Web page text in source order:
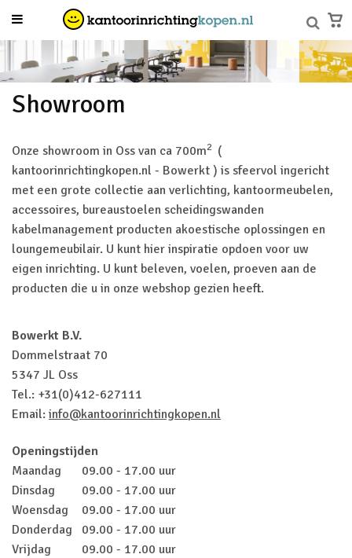
Showroom
Onze showroom in Oss van ca 700m2 (
kantoorinrichtingkopen.nl - Bowerkt ) is sfeervol ingericht
met een grote collectie aan verlichting, kantoormeubelen,
accessoires, bureaustoelen scheidingswanden
kabelmanagement producten akoestische oplossingen en
loungemeubilair. U kunt hier inspiratie opdoen voor uw
eigen inrichting. U kunt beleven, voelen, proeven aan de
producten die u in onze webshop gezien heeft.
Bowerkt B.V.
Dommelstraat 70
5347 JL Oss
Tel.: +31(0)412-627111
Email: info@kantoorinrichtingkopen.nl
Openingstijden
Maandag
09.00 - 17.00 uur
Dinsdag
09.00 - 17.00 uur
Woensdag
09.00 - 17.00 uur
Donderdag 09.00 - 17.00 uur
Vrijdag
09.00 - 17.00 uur